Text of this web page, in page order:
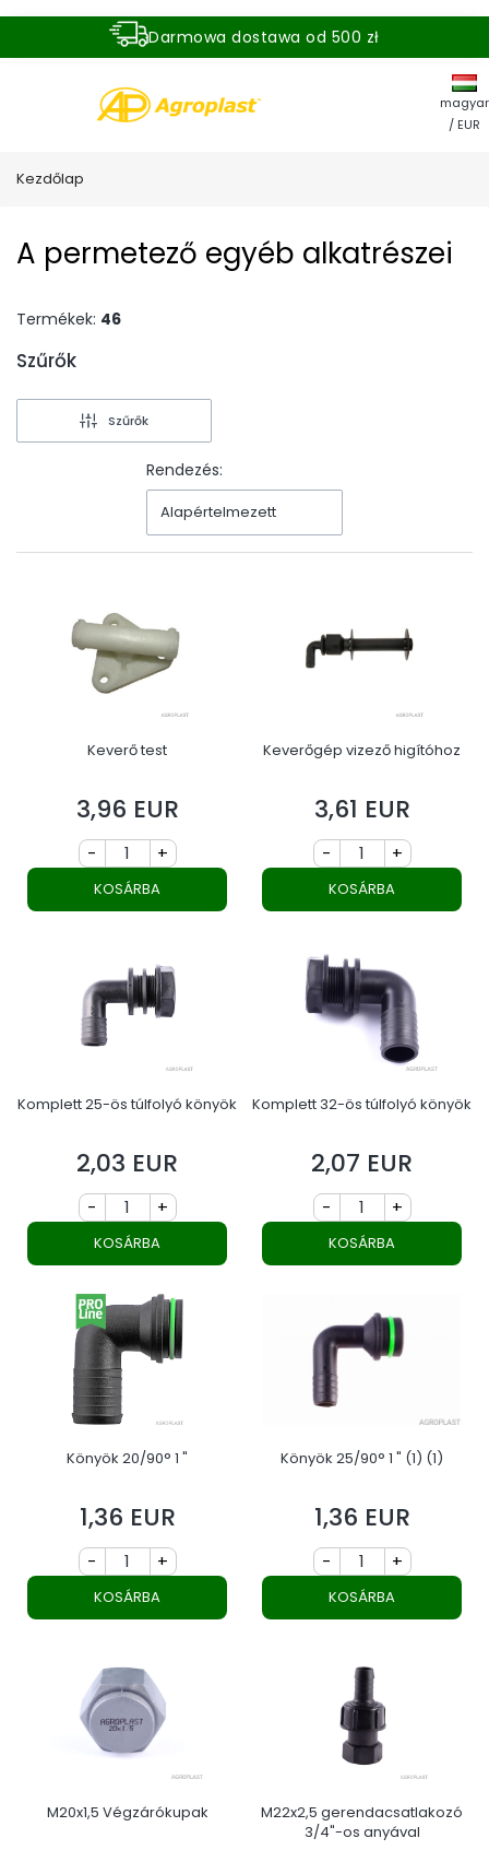
Darmowa dostawa od 500 zł
magyar
/ EUR
Kezdőlap
A permetező egyéb alkatrészei
Termékek: 46
Szűrők
End of filters
Szűrők
Rendezés:
Alapértelmezett
Keverő test
Ár
3,96 EUR
- +
KOSÁRBA
Keverőgép vizező higítóhoz
Ár
3,61 EUR
- +
KOSÁRBA
Komplett 25-ös túlfolyó könyök
Ár
2,03 EUR
- +
KOSÁRBA
Komplett 32-ös túlfolyó könyök
Ár
2,07 EUR
- +
KOSÁRBA
Könyök 20/90° 1 "
Ár
1,36 EUR
- +
KOSÁRBA
Könyök 25/90° 1 " (1) (1)
Ár
1,36 EUR
- +
KOSÁRBA
M20x1,5 Végzárókupak
M22x2,5 gerendacsatlakozó
3/4"-os anyával